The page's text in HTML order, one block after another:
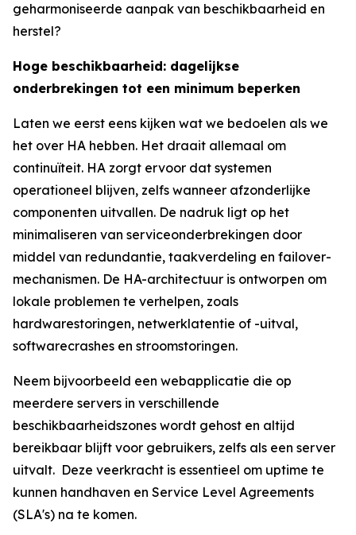
geharmoniseerde aanpak van beschikbaarheid en
herstel?
Hoge beschikbaarheid: dagelijkse
onderbrekingen tot een minimum beperken
Laten we eerst eens kijken wat we bedoelen als we
het over HA hebben. Het draait allemaal om
continuïteit. HA zorgt ervoor dat systemen
operationeel blijven, zelfs wanneer afzonderlijke
componenten uitvallen. De nadruk ligt op het
minimaliseren van serviceonderbrekingen door
middel van redundantie, taakverdeling en failover-
mechanismen. De HA-architectuur is ontworpen om
lokale problemen te verhelpen, zoals
hardwarestoringen, netwerklatentie of -uitval,
softwarecrashes en stroomstoringen.
Neem bijvoorbeeld een webapplicatie die op
meerdere servers in verschillende
beschikbaarheidszones wordt gehost en altijd
bereikbaar blijft voor gebruikers, zelfs als een server
uitvalt. Deze veerkracht is essentieel om uptime te
kunnen handhaven en Service Level Agreements
(SLA's) na te komen.